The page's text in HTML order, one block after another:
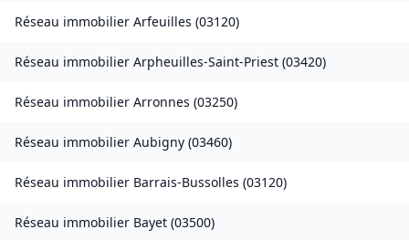
Réseau immobilier Arfeuilles (03120)
Réseau immobilier Arpheuilles-Saint-Priest (03420)
Réseau immobilier Arronnes (03250)
Réseau immobilier Aubigny (03460)
Réseau immobilier Barrais-Bussolles (03120)
Réseau immobilier Bayet (03500)